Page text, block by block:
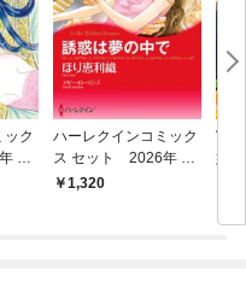
ック
vo
ハーレクインコミック
ス セット 2026年 vo
l.847
1,320
富
嫁